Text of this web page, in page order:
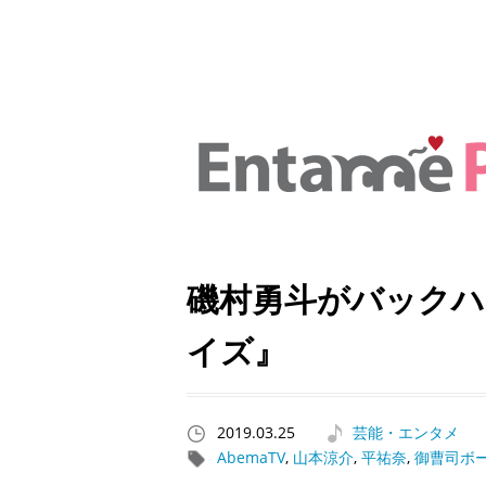
磯村勇斗がバック
イズ』
2019.03.25
芸能・エンタメ
AbemaTV, 山本涼介, 平祐奈, 御曹司ボ